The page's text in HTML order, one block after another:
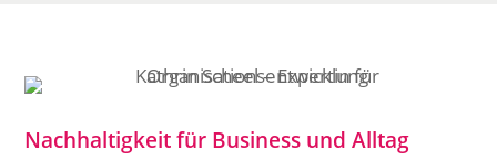
Nachhaltigkeit für Business und Alltag